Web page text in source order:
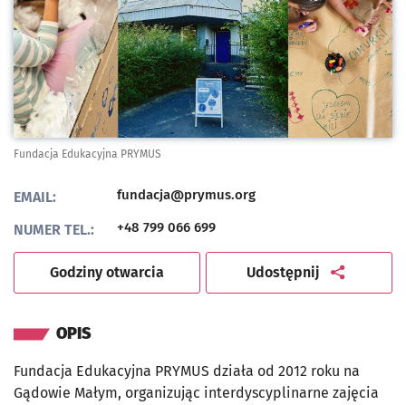
Fundacja Edukacyjna PRYMUS
EMAIL: fundacja@prymus.org
NUMER TEL.: +48 799 066 699
Godziny otwarcia Udostępnij artykuł
OPIS
Fundacja Edukacyjna PRYMUS działa od 2012 roku na
Gądowie Małym, organizując interdyscyplinarne zajęcia